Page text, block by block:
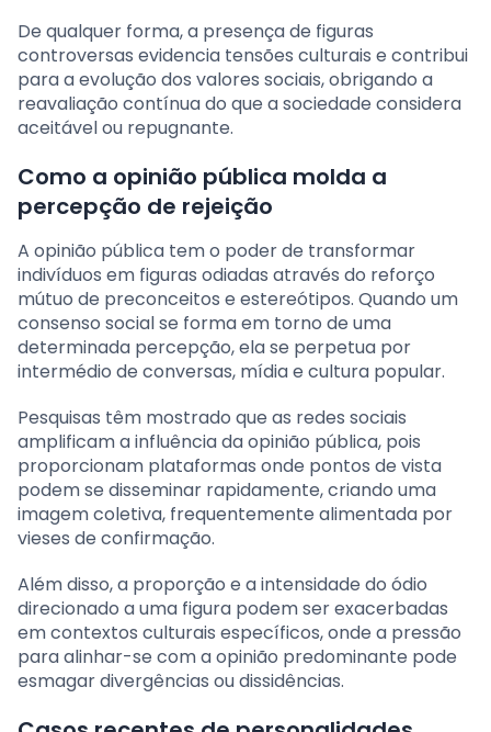
De qualquer forma, a presença de figuras
controversas evidencia tensões culturais e contribui
para a evolução dos valores sociais, obrigando a
reavaliação contínua do que a sociedade considera
aceitável ou repugnante.
Como a opinião pública molda a
percepção de rejeição
A opinião pública tem o poder de transformar
indivíduos em figuras odiadas através do reforço
mútuo de preconceitos e estereótipos. Quando um
consenso social se forma em torno de uma
determinada percepção, ela se perpetua por
intermédio de conversas, mídia e cultura popular.
Pesquisas têm mostrado que as redes sociais
amplificam a influência da opinião pública, pois
proporcionam plataformas onde pontos de vista
podem se disseminar rapidamente, criando uma
imagem coletiva, frequentemente alimentada por
vieses de confirmação.
Além disso, a proporção e a intensidade do ódio
direcionado a uma figura podem ser exacerbadas
em contextos culturais específicos, onde a pressão
para alinhar-se com a opinião predominante pode
esmagar divergências ou dissidências.